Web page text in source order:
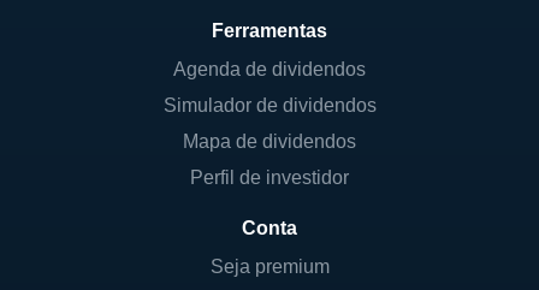
Ferramentas
Agenda de dividendos
Simulador de dividendos
Mapa de dividendos
Perfil de investidor
Conta
Seja premium